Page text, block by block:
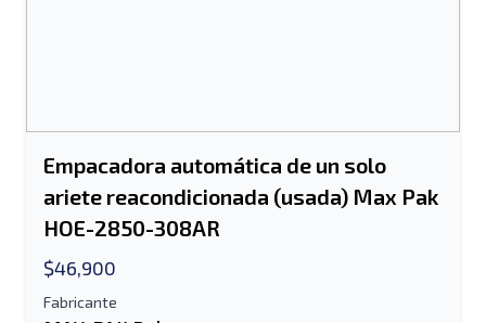
Empacadora automática de un solo
ariete reacondicionada (usada) Max Pak
HOE-2850-308AR
$46,900
Fabricante